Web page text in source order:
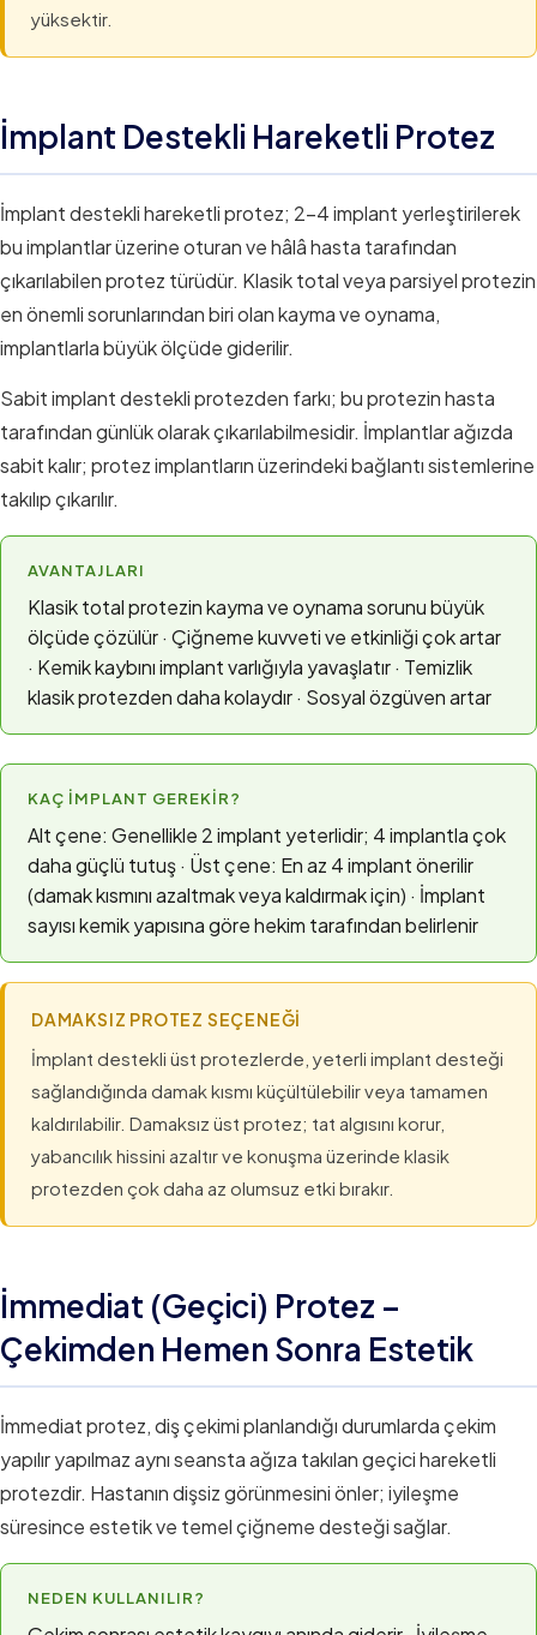
yüksektir.
İmplant Destekli Hareketli Protez
İmplant destekli hareketli protez; 2–4 implant yerleştirilerek
bu implantlar üzerine oturan ve hâlâ hasta tarafından
çıkarılabilen protez türüdür. Klasik total veya parsiyel protezin
en önemli sorunlarından biri olan kayma ve oynama,
implantlarla büyük ölçüde giderilir.
Sabit implant destekli protezden farkı; bu protezin hasta
tarafından günlük olarak çıkarılabilmesidir. İmplantlar ağızda
sabit kalır; protez implantların üzerindeki bağlantı sistemlerine
takılıp çıkarılır.
AVANTAJLARI
Klasik total protezin kayma ve oynama sorunu büyük
ölçüde çözülür · Çiğneme kuvveti ve etkinliği çok artar
· Kemik kaybını implant varlığıyla yavaşlatır · Temizlik
klasik protezden daha kolaydır · Sosyal özgüven artar
KAÇ İMPLANT GEREKIR?
Alt çene: Genellikle 2 implant yeterlidir; 4 implantla çok
daha güçlü tutuş · Üst çene: En az 4 implant önerilir
(damak kısmını azaltmak veya kaldırmak için) · İmplant
sayısı kemik yapısına göre hekim tarafından belirlenir
DAMAKSIZ PROTEZ SEÇENEĞI
İmplant destekli üst protezlerde, yeterli implant desteği
sağlandığında damak kısmı küçültülebilir veya tamamen
kaldırılabilir. Damaksız üst protez; tat algısını korur,
yabancılık hissini azaltır ve konuşma üzerinde klasik
protezden çok daha az olumsuz etki bırakır.
İmmediat (Geçici) Protez –
Çekimden Hemen Sonra Estetik
İmmediat protez, diş çekimi planlandığı durumlarda çekim
yapılır yapılmaz aynı seansta ağıza takılan geçici hareketli
protezdir. Hastanın dişsiz görünmesini önler; iyileşme
süresince estetik ve temel çiğneme desteği sağlar.
NEDEN KULLANILIR?